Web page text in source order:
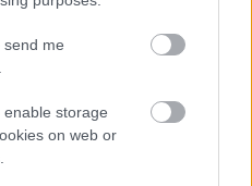
send me
storage
on web or
κινητά, απέκτησαν 6
νέοι δεν θα μάθουν ποτέ